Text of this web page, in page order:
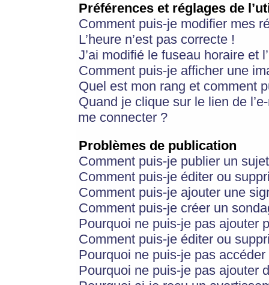
Préférences et réglages de
Comment puis-je modifier mes
L’heure n’est pas correcte !
J’ai modifié le fuseau horaire et
Comment puis-je afficher une
Quel est mon rang et comment
Quand je clique sur le lien de
me connecter ?
Problèmes de publication
Comment puis-je publier un
Comment puis-je éditer ou
Comment puis-je ajouter une
Comment puis-je créer un
Pourquoi ne puis-je pas ajouter
Comment puis-je éditer ou
Pourquoi ne puis-je pas
Pourquoi ne puis-je pas ajouter